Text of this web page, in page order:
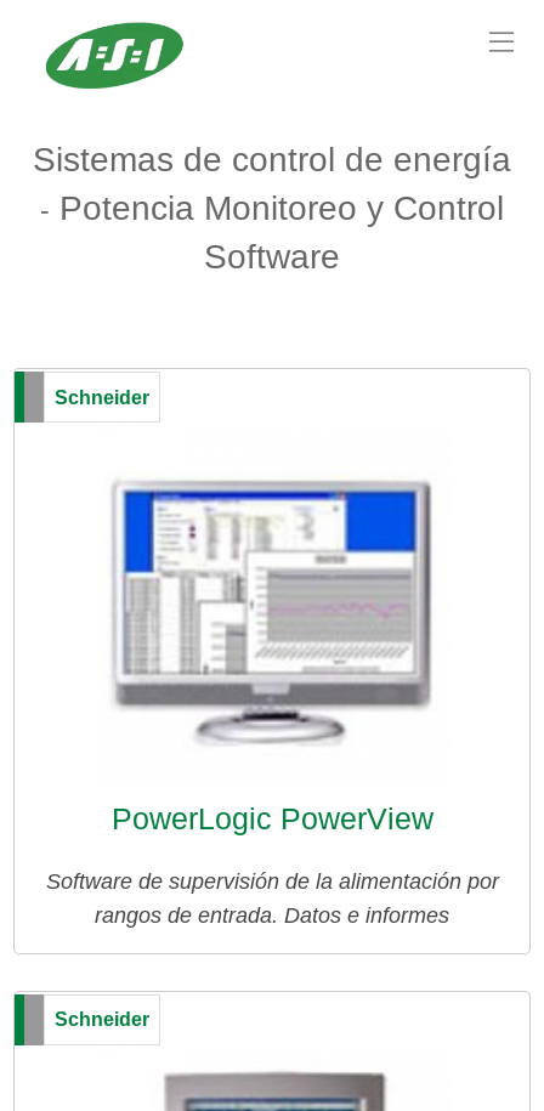
Sistemas de control de energía
- Potencia Monitoreo y Control
Software
PowerLogic PowerView
Software de supervisión de la alimentación por
rangos de entrada. Datos e informes
Schneider
Schneider